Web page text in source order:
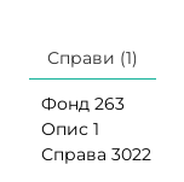
Справи (1)
Фонд 263
Опис 1
Справа 3022